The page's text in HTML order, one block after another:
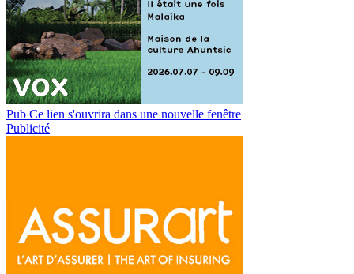
Pub Ce lien s'ouvrira dans une nouvelle fenêtre
Publicité